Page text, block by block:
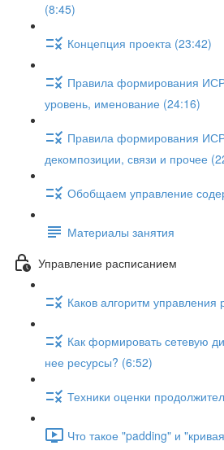
(8:45)
Концепция проекта (23:42)
Правила формирования
уровень, именование (24:16)
Правила формирования
декомпозиции, связи и прочее
Обобщаем управление
Материалы занятия
Управление расписанием
Каков алгоритм
Как формировать сетевую
нее ресурсы? (6:52)
Техники оценки
Что такое "padding" и